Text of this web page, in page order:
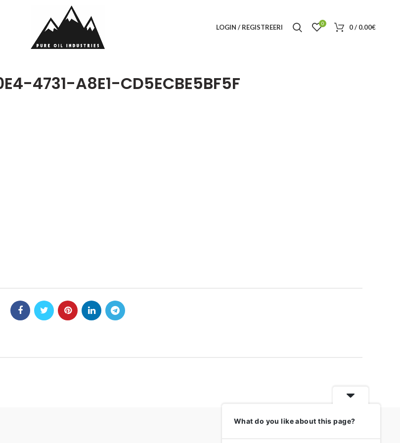
LOGIN / REGISTREERI 0 0/ 0.00€
4731-A8E1-CD5ECBE5BF5F
What do you like about this page?